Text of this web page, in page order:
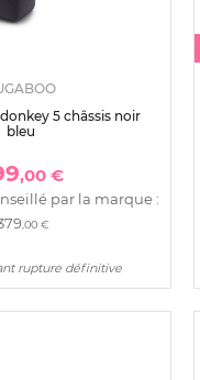
5 châssis noir
bleu
,00 €
par la marque :
,00 €
rupture définitive